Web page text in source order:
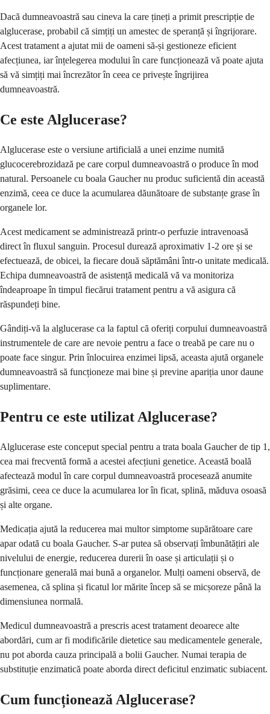
Dacă dumneavoastră sau cineva la care țineți a primit prescripție de
alglucerase, probabil că simțiți un amestec de speranță și îngrijorare.
Acest tratament a ajutat mii de oameni să-și gestioneze eficient
afecțiunea, iar înțelegerea modului în care funcționează vă poate ajuta
să vă simțiți mai încrezător în ceea ce privește îngrijirea
dumneavoastră.
Ce este Alglucerase?
Alglucerase este o versiune artificială a unei enzime numită
glucocerebrozidază pe care corpul dumneavoastră o produce în mod
natural. Persoanele cu boala Gaucher nu produc suficientă din această
enzimă, ceea ce duce la acumularea dăunătoare de substanțe grase în
organele lor.
Acest medicament se administrează printr-o perfuzie intravenoasă
direct în fluxul sanguin. Procesul durează aproximativ 1-2 ore și se
efectuează, de obicei, la fiecare două săptămâni într-o unitate medicală.
Echipa dumneavoastră de asistență medicală vă va monitoriza
îndeaproape în timpul fiecărui tratament pentru a vă asigura că
răspundeți bine.
Gândiți-vă la alglucerase ca la faptul că oferiți corpului dumneavoastră
instrumentele de care are nevoie pentru a face o treabă pe care nu o
poate face singur. Prin înlocuirea enzimei lipsă, aceasta ajută organele
dumneavoastră să funcționeze mai bine și previne apariția unor daune
suplimentare.
Pentru ce este utilizat Alglucerase?
Alglucerase este conceput special pentru a trata boala Gaucher de tip 1,
cea mai frecventă formă a acestei afecțiuni genetice. Această boală
afectează modul în care corpul dumneavoastră procesează anumite
grăsimi, ceea ce duce la acumularea lor în ficat, splină, măduva osoasă
și alte organe.
Medicația ajută la reducerea mai multor simptome supărătoare care
apar odată cu boala Gaucher. S-ar putea să observați îmbunătățiri ale
nivelului de energie, reducerea durerii în oase și articulații și o
funcționare generală mai bună a organelor. Mulți oameni observă, de
asemenea, că splina și ficatul lor mărite încep să se micșoreze până la
dimensiunea normală.
Medicul dumneavoastră a prescris acest tratament deoarece alte
abordări, cum ar fi modificările dietetice sau medicamentele generale,
nu pot aborda cauza principală a bolii Gaucher. Numai terapia de
substituție enzimatică poate aborda direct deficitul enzimatic subiacent.
Cum funcționează Alglucerase?